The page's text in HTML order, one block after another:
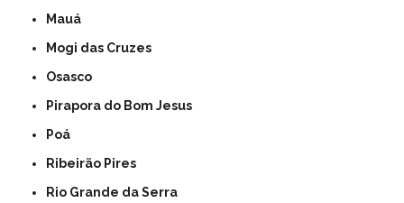
Mauá
Mogi das Cruzes
Osasco
Pirapora do Bom Jesus
Poá
Ribeirão Pires
Rio Grande da Serra